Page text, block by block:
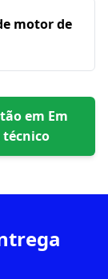
motor de
em Em
técnico